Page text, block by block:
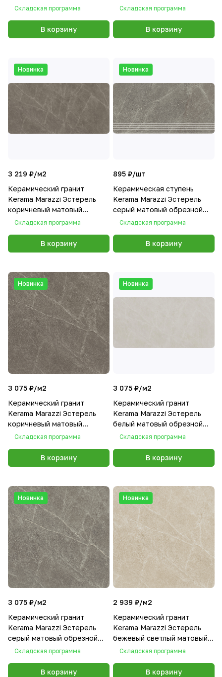
обрезной 60x60x0,9
Складская программа
В корзину
60x119,5x0,9
Складская программа
В корзину
Новинка
3 219 ₽/м2
Керамический гранит
Kerama Marazzi Эстерель
коричневый матовый
обрезной 60x119,5x0,9
Складская программа
В корзину
Новинка
895 ₽/шт
Керамическая ступень
Kerama Marazzi Эстерель
серый матовый обрезной
30x60x0,9
Складская программа
В корзину
Новинка
3 075 ₽/м2
Керамический гранит
Kerama Marazzi Эстерель
коричневый матовый
обрезной 60x60x0,9
Складская программа
В корзину
Новинка
3 075 ₽/м2
Керамический гранит
Kerama Marazzi Эстерель
белый матовый обрезной
60x119,5x0,9
Складская программа
В корзину
Новинка
3 075 ₽/м2
Керамический гранит
Kerama Marazzi Эстерель
серый матовый обрезной
60x60x0,9
Складская программа
В корзину
Новинка
2 939 ₽/м2
Керамический гранит
Kerama Marazzi Эстерель
бежевый светлый матовый
обрезной 60x60x0,9
Складская программа
В корзину